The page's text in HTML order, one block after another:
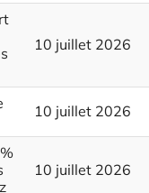
10 juillet 2026
10 juillet 2026
10 juillet 2026